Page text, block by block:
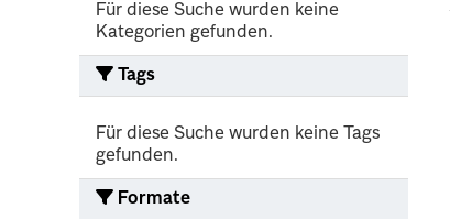
Für diese Suche wurden keine
Kategorien gefunden.
Tags
Für diese Suche wurden keine Tags
gefunden.
Formate